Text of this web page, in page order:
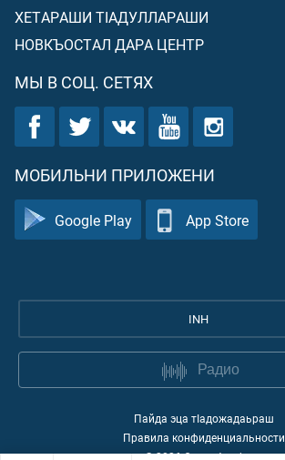
ХЕТАРАШИ ТIАДУЛЛАРАШИ
НОВКЪОСТАЛ ДАРА ЦЕНТР
МЫ В СОЦ. СЕТЯХ
МОБИЛЬНИ ПРИЛОЖЕНИ
Google Play App Store
INH
Радио
Пайда эца тIадожадаьраш
Правила конфиденциальности
©2026Quran Academy